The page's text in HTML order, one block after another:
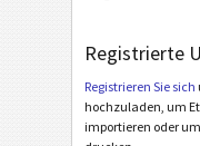
O
G Galia
Registrierte
Registrieren Sie sich
hochzuladen, um
importieren oder